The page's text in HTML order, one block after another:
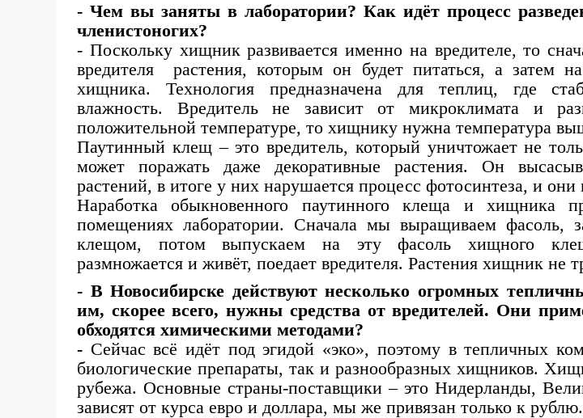
- Чем вы заняты в лаборатории? Как идёт процесс
членистоногих?
- Поскольку хищник развивается именно на вредителе, то
вредителя растения, которым он будет питаться, а затем
хищника. Технология предназначена для теплиц, где
влажность. Вредитель не зависит от микроклимата и
положительной температуре, то хищнику нужна температура
Паутинный клещ – это вредитель, который уничтожает не
может поражать даже декоративные растения. Он
растений, в итоге у них нарушается процесс фотосинтеза, и они
Наработка обыкновенного паутинного клеща и хищника
помещениях лаборатории. Сначала мы выращиваем фасоль,
клещом, потом выпускаем на эту фасоль хищного
размножается и живёт, поедает вредителя. Растения хищник не
- В Новосибирске действуют несколько огромных
им, скорее всего, нужны средства от вредителей. Они
обходятся химическими методами?
- Сейчас всё идёт под эгидой «эко», поэтому в тепличных
биологические препараты, так и разнообразных хищников.
рубежа. Основные страны-поставщики – это Нидерланды,
зависят от курса евро и доллара, мы же привязан только к рублю.